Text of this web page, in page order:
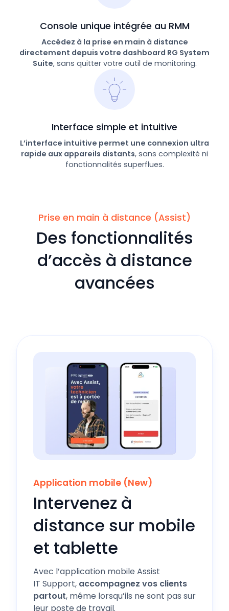
Console unique intégrée au RMM
Accédez à la prise en main à distance
directement depuis votre dashboard RG System
Suite, sans quitter votre outil de monitoring.
Interface simple et intuitive
L’interface intuitive permet une connexion ultra
rapide aux appareils distants, sans complexité ni
fonctionnalités superflues.
Prise en main à distance (Assist)
Des fonctionnalités
d’accès à distance
avancées
Application mobile (New)
Intervenez à
distance sur mobile
et tablette
Avec l’application mobile Assist
IT Support, accompagnez vos clients
partout, même lorsqu’ils ne sont pas sur
leur poste de travail.